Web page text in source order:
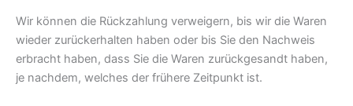
Wir können die Rückzahlung verweigern, bis wir die Waren
wieder zurückerhalten haben oder bis Sie den Nachweis
erbracht haben, dass Sie die Waren zurückgesandt haben,
je nachdem, welches der frühere Zeitpunkt ist.